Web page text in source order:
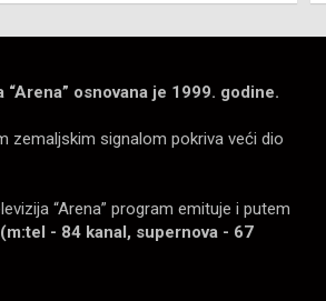
osnovana je 1999. godine.
zemaljskim signalom pokriva veći dio
“Arena” program emituje i putem
(m:tel - 84 kanal, supernova - 67